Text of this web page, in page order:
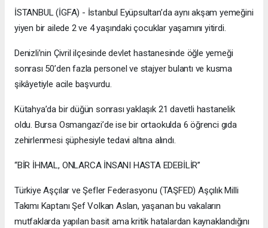
İSTANBUL (İGFA) - İstanbul Eyüpsultan’da aynı akşam yemeğini
yiyen bir ailede 2 ve 4 yaşındaki çocuklar yaşamını yitirdi.
Denizli’nin Çivril ilçesinde devlet hastanesinde öğle yemeği
sonrası 50’den fazla personel ve stajyer bulantı ve kusma
şikâyetiyle acile başvurdu.
Kütahya’da bir düğün sonrası yaklaşık 21 davetli hastanelik
oldu. Bursa Osmangazi’de ise bir ortaokulda 6 öğrenci gıda
zehirlenmesi şüphesiyle tedavi altına alındı.
“BİR İHMAL, ONLARCA İNSANI HASTA EDEBİLİR”
Türkiye Aşçılar ve Şefler Federasyonu (TAŞFED) Aşçılık Milli
Takımı Kaptanı Şef Volkan Aslan, yaşanan bu vakaların
mutfaklarda yapılan basit ama kritik hatalardan kaynaklandığını